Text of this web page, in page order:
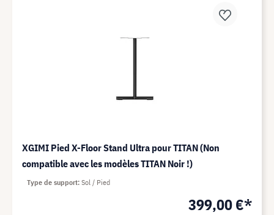
XGIMI Pied X-Floor Stand Ultra pour TITAN (Non
compatible avec les modèles TITAN Noir !)
399,00 €*
Type de support Sol / Pied